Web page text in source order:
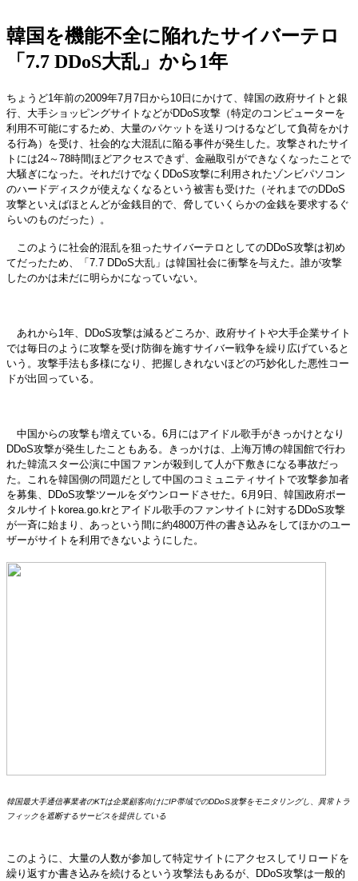
韓国を機能不全に陥れたサイバーテロ
「7.7 DDoS大乱」から1年
ちょうど1年前の2009年7月7日から10日にかけて、韓国の政府サイトと銀
行、大手ショッピングサイトなどがDDoS攻撃（特定のコンピューターを
利用不可能にするため、大量のパケットを送りつけるなどして負荷をかけ
る行為）を受け、社会的な大混乱に陥る事件が発生した。攻撃されたサイ
トには24～78時間ほどアクセスできず、金融取引ができなくなったことで
大騒ぎになった。それだけでなくDDoS攻撃に利用されたゾンビパソコン
のハードディスクが使えなくなるという被害も受けた（それまでのDDoS
攻撃といえばほとんどが金銭目的で、脅していくらかの金銭を要求するぐ
らいのものだった）。
このように社会的混乱を狙ったサイバーテロとしてのDDoS攻撃は初め
てだったため、「7.7 DDoS大乱」は韓国社会に衝撃を与えた。誰が攻撃
したのかは未だに明らかになっていない。
あれから1年、DDoS攻撃は減るどころか、政府サイトや大手企業サイト
では毎日のように攻撃を受け防御を施すサイバー戦争を繰り広げていると
いう。攻撃手法も多様になり、把握しきれないほどの巧妙化した悪性コー
ドが出回っている。
中国からの攻撃も増えている。6月にはアイドル歌手がきっかけとなり
DDoS攻撃が発生したこともある。きっかけは、上海万博の韓国館で行わ
れた韓流スター公演に中国ファンが殺到して人が下敷きになる事故だっ
た。これを韓国側の問題だとして中国のコミュニティサイトで攻撃参加者
を募集、DDoS攻撃ツールをダウンロードさせた。6月9日、韓国政府ポー
タルサイトkorea.go.krとアイドル歌手のファンサイトに対するDDoS攻撃
が一斉に始まり、あっという間に約4800万件の書き込みをしてほかのユー
ザーがサイトを利用できないようにした。
韓国最大手通信事業者のKTは企業顧客向けにIP帯域でのDDoS攻撃をモニタリングし、異常トラ
フィックを遮断するサービスを提供している
このように、大量の人数が参加して特定サイトにアクセスしてリロードを
繰り返すか書き込みを続けるという攻撃法もあるが、DDoS攻撃は一般的